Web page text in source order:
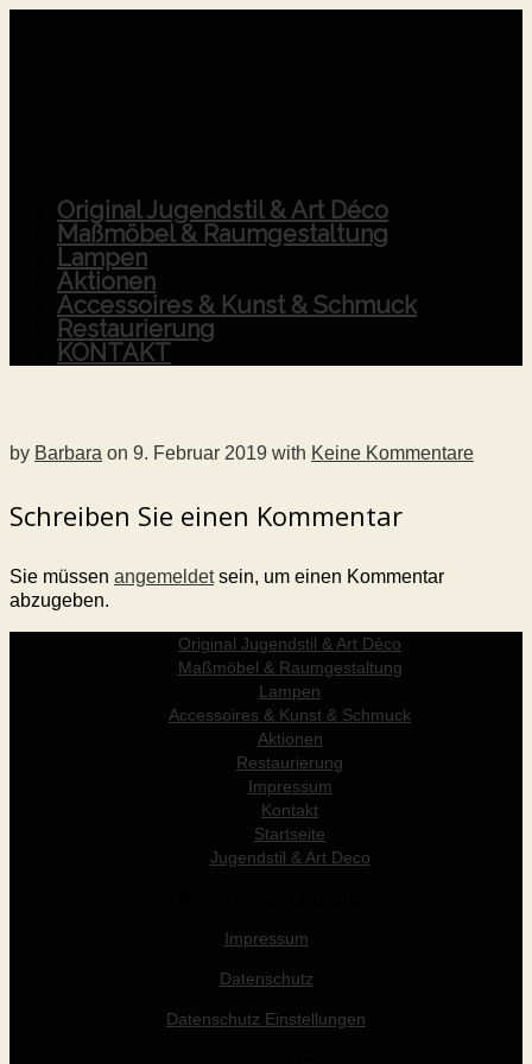
Original Jugendstil & Art Déco
Maßmöbel & Raumgestaltung
Lampen
Aktionen
Accessoires & Kunst & Schmuck
Restaurierung
KONTAKT
by Barbara on 9. Februar 2019 with Keine Kommentare
Schreiben Sie einen Kommentar
Sie müssen angemeldetsein, um einen Kommentar
abzugeben.
Original Jugendstil & Art Déco
Maßmöbel & Raumgestaltung
Lampen
Accessoires & Kunst & Schmuck
Aktionen
Restaurierung
Impressum
Kontakt
Startseite
Jugendstil & Art Deco
Impressum
Datenschutz
Datenschutz Einstellungen